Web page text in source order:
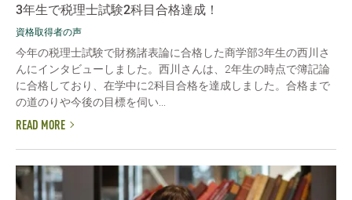
3年生で税理士試験2科目合格達成！
資格取得者の声
今年の税理士試験で財務諸表論に合格した商学部3年生の西川さ
んにインタビューしました。西川さんは、2年生の時点で簿記論
に合格しており、在学中に2科目合格を達成しました。合格まで
の道のりや今後の目標を伺い...
READ MORE